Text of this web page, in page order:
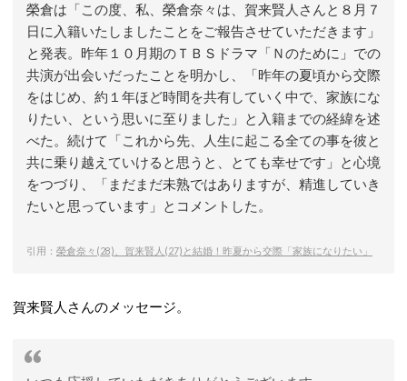
榮倉は「この度、私、榮倉奈々は、賀来賢人さんと８月７
日に入籍いたしましたことをご報告させていただきます」
と発表。昨年１０月期のＴＢＳドラマ「Ｎのために」での
共演が出会いだったことを明かし、「昨年の夏頃から交際
をはじめ、約１年ほど時間を共有していく中で、家族にな
りたい、という思いに至りました」と入籍までの経緯を述
べた。続けて「これから先、人生に起こる全ての事を彼と
共に乗り越えていけると思うと、とても幸せです」と心境
をつづり、「まだまだ未熟ではありますが、精進していき
たいと思っています」とコメントした。
引用： 榮倉奈々(28)、賀来賢人(27)と結婚！昨夏から交際「家族になりたい」
賀来賢人さんのメッセージ。